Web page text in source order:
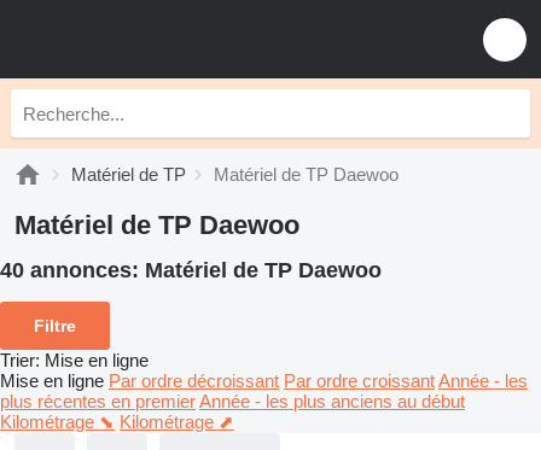
Matériel de TP Matériel de TP Daewoo
Matériel de TP Daewoo
40 annonces: Matériel de TP Daewoo
Filtre
Trier: Mise en ligne
Mise en ligne Par ordre décroissant Par ordre croissantAnnée - les
plus récentes en premierAnnée - les plus anciens au début
Kilométrage ⬊ Kilométrage ⬈